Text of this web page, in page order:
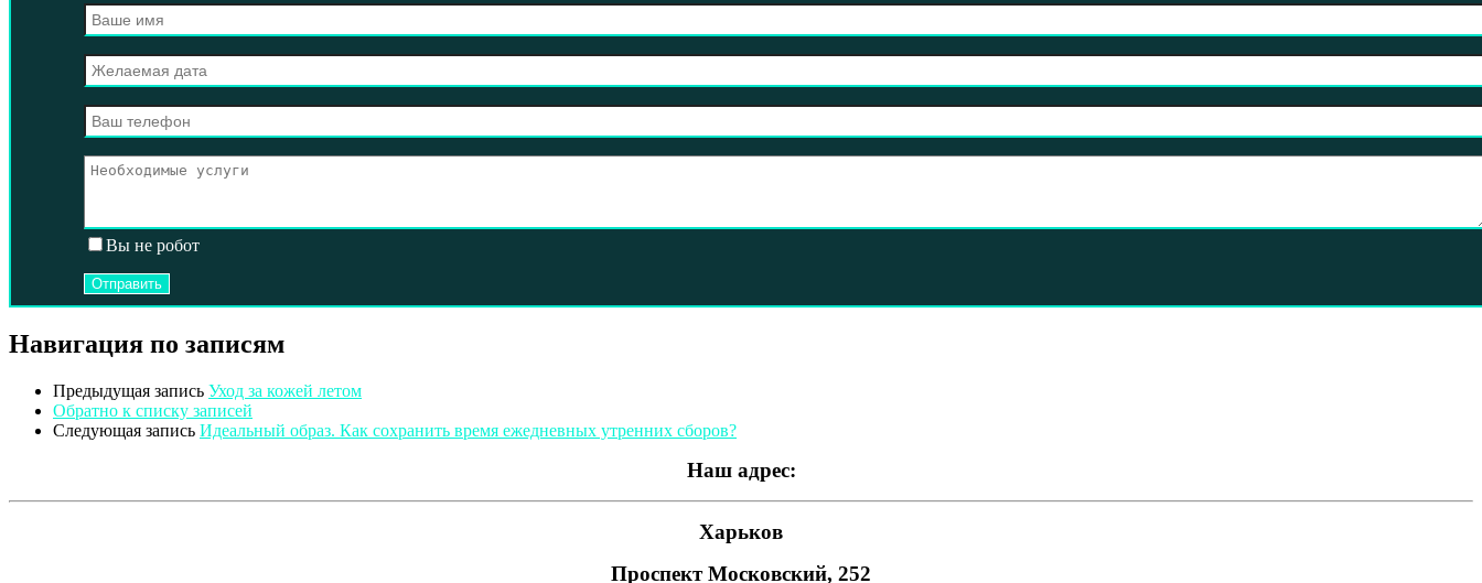
Вы не робот
Навигация по записям
Предыдущая запись Уход за кожей летом
Обратно к списку записей
Следующая запись Идеальный образ. Как сохранить время ежедневных утренних сборов?
Наш адрес:
Харьков
Проспект Московский, 252